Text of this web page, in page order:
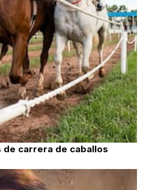
de carrera de caballos